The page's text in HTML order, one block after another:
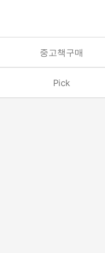
중고책구매
Pick